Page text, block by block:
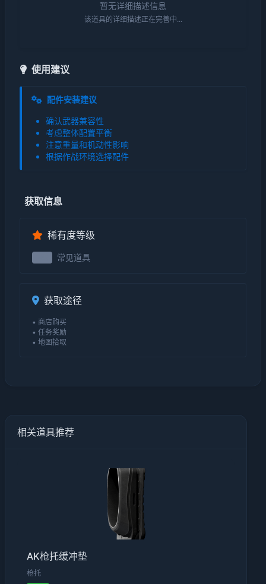
暂无详细描述信息
该道具的详细描述正在完善中...
使用建议
配件安装建议
确认武器兼容性
考虑整体配置平衡
注意重量和机动性影响
根据作战环境选择配件
获取信息
稀有度等级
常见道具
获取途径
• 商店购买
• 任务奖励
• 地图拾取
相关道具推荐
AK枪托缓冲垫
枪托